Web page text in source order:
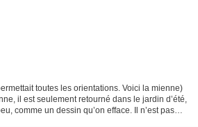
toutes les orientations. Voici la mienne)
il est seulement retourné dans le jardin d’été,
comme un dessin qu’on efface. Il n’est pas